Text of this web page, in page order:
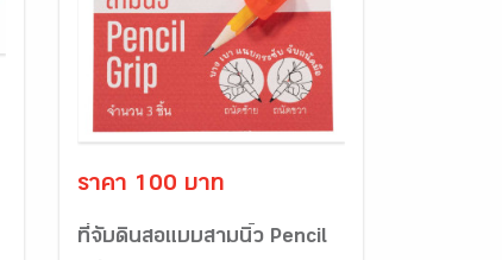
ราคา 100 บาท
ที่จับดินสอแบบสามนิ้ว Pencil